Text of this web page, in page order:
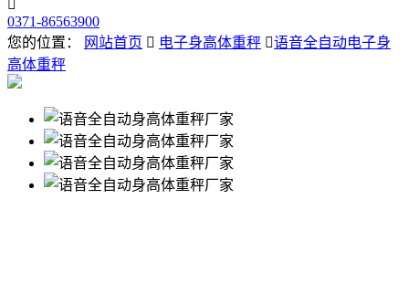

0371-86563900
您的位置：
网站首页  电子身高体重秤 语音全自动电子身
高体重秤